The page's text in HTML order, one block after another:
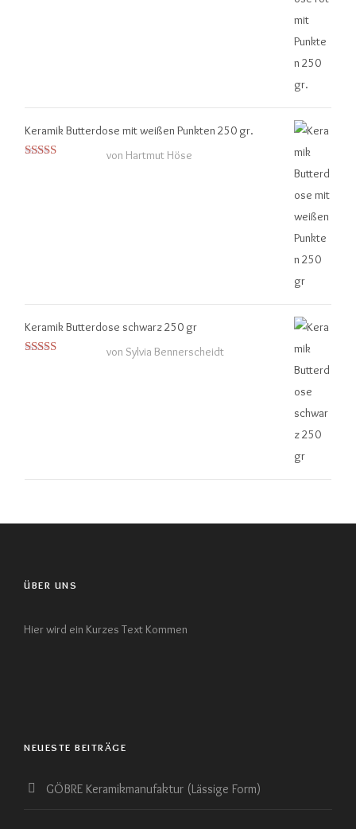
Keramik Butterdose mit weißen Punkten 250 gr.
von Hartmut Höse
Keramik Butterdose schwarz 250 gr
von Sylvia Bennerscheidt
ÜBER UNS
Hier wird ein Kurzes Text Kommen
NEUESTE BEITRÄGE
GÖBRE Keramikmanufaktur (Lässige Form)